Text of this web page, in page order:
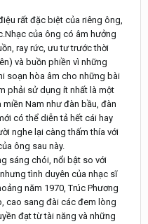
rất đặc biệt của riêng ông,
của ông có âm hưởng
ray rức, ưu tư trước thời
và buồn phiền vì những
soạn hòa âm cho những bài
phải sử dụng ít nhất là một
Nam như đàn bầu, đàn
có thể diễn tả hết cái hay
nghe lại càng thấm thía với
ông sau này.
sáng chói, nổi bật so với
tình duyên của nhạc sĩ
năm 1970, Trúc Phương
cao sang đài các đem lòng
đạt từ tài năng và những